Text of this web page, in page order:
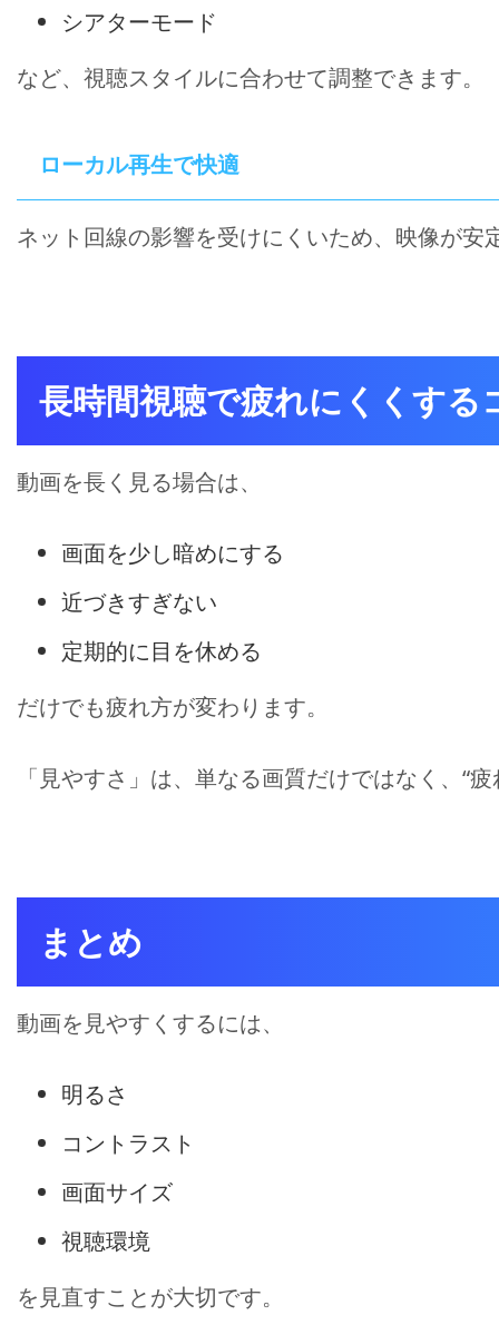
シアターモード
など、視聴スタイルに合わせて調整できます。
ローカル再生で快適
ネット回線の影響を受けにくいため、映像が安
長時間視聴で疲れにくくする
動画を長く見る場合は、
画面を少し暗めにする
近づきすぎない
定期的に目を休める
だけでも疲れ方が変わります。
「見やすさ」は、単なる画質だけではなく、“
まとめ
動画を見やすくするには、
明るさ
コントラスト
画面サイズ
視聴環境
を見直すことが大切です。